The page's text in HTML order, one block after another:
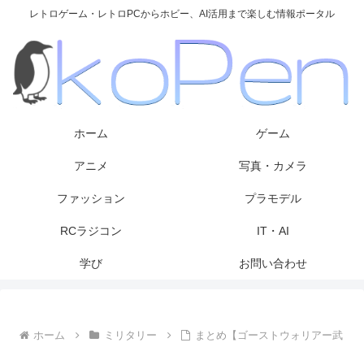
レトロゲーム・レトロPCからホビー、AI活用まで楽しむ情報ポータル
ホーム ゲーム
アニメ 写真・カメラ
ファッション プラモデル
RCラジコン IT・AI
学び お問い合わせ
ホーム ミリタリー
まとめ【ゴーストウォリアー武